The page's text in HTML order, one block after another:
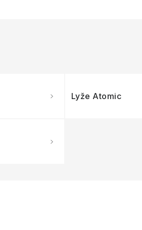
Lyže Atomic